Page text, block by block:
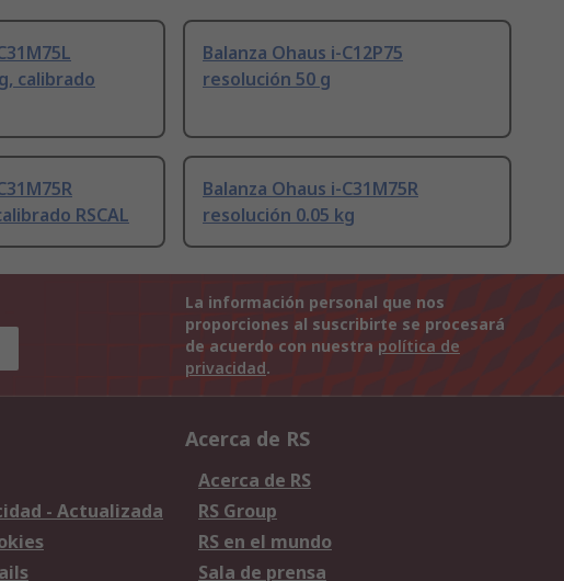
calibrado
Balanza Ohaus i-C12P75
resolución 50 g
RSCAL
Balanza Ohaus i-C31M75R
resolución 0.05 kg
La información personal que nos
proporciones al suscribirte se procesará
de acuerdo con nuestra política de
privacidad.
- Actualizada
Acerca de RS
Acerca de RS
RS Group
RS en el mundo
Sala de prensa